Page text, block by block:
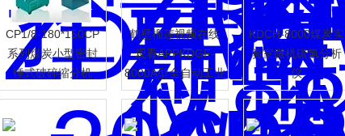
CP1/8-180*150CP
系列煤炭小型密封
锤式破碎缩分机
鹤壁榴莲视频在线
观看APPKDGF-
8000A型全自动工业
分析仪
KDCH-8000煤炭实
验室微机碳氢分析
仪